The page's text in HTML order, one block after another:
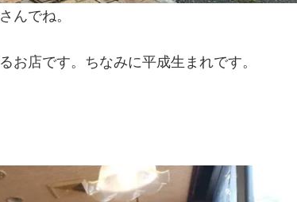
んでね。
お店です。ちなみに平成生まれです。